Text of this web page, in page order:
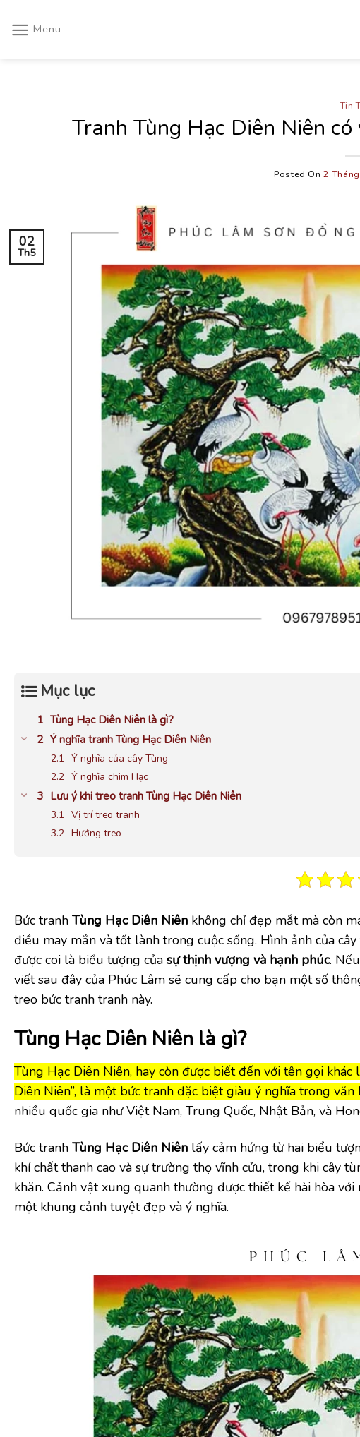
Menu
Tin
Tranh Tùng Hạc Diên Niên
Posted On2
02
Th5
Mục lục
Tùng Hạc Diên Niên là gì?
Ý nghĩa tranh Tùng Hạc Diên Niên
Ý nghĩa của cây Tùng
Ý nghĩa chim Hạc
Lưu ý khi treo tranh Tùng Hạc Diên Niên
Vị trí treo tranh
Hướng treo
Bức tranh Tùng Hạc Diên Niên không chỉ đẹp mắt mà còn
điều may mắn và tốt lành trong cuộc sống. Hình ảnh của
được coi là biểu tượng của sự thịnh vượng và hạnh phúc.
viết sau đây của Phúc Lâm sẽ cung cấp cho bạn một số
treo bức tranh tranh này.
Tùng Hạc Diên Niên là gì?
Tùng Hạc Diên Niên, hay còn được biết đến với tên gọi
Diên Niên”, là một bức tranh đặc biệt giàu ý nghĩa trong
nhiều quốc gia như Việt Nam, Trung Quốc, Nhật Bản, và
Bức tranh Tùng Hạc Diên Niên lấy cảm hứng từ hai biểu
khí chất thanh cao và sự trường thọ vĩnh cửu, trong khi cây
khăn. Cảnh vật xung quanh thường được thiết kế hài hòa
một khung cảnh tuyệt đẹp và ý nghĩa.